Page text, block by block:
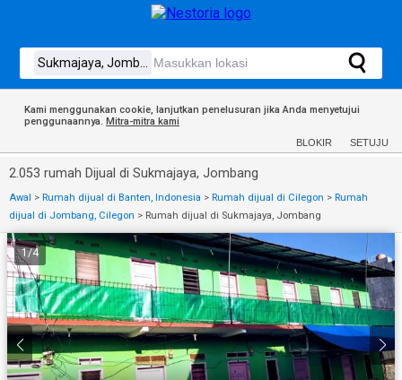
Kami menggunakan cookie, lanjutkan penelusuran jika Anda menyetujui
penggunaannya. Mitra-mitra kami
BLOKIR SETUJU
2.053 rumah Dijual di Sukmajaya, Jombang
Awal > Rumah dijual di Banten, Indonesia > Rumah dijual di Cilegon > Rumah
dijual di Jombang, Cilegon > Rumah dijual di Sukmajaya, Jombang
1/4